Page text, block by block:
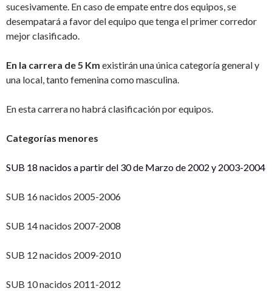
sucesivamente. En caso de empate entre dos equipos, se
desempatará a favor del equipo que tenga el primer corredor
mejor clasificado.
En la carrera de 5 Km existirán una única categoría general y
una local, tanto femenina como masculina.
En esta carrera no habrá clasificación por equipos.
Categorías menores
SUB 18 nacidos a partir del 30 de Marzo de 2002 y 2003-2004
SUB 16 nacidos 2005-2006
SUB 14 nacidos 2007-2008
SUB 12 nacidos 2009-2010
SUB 10 nacidos 2011-2012